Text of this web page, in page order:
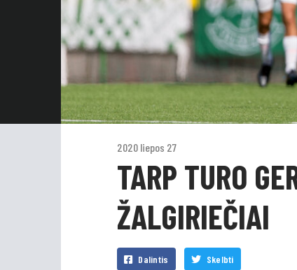
2020 liepos 27
TARP TURO
ŽALGIRIEČIAI
Dalintis Skelbti